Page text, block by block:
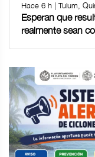
Hace 6 h | Tulum,
Esperan que
realmente sean